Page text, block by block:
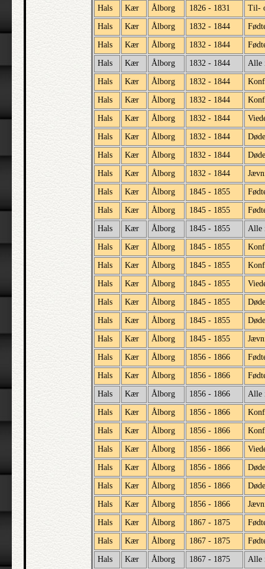
Hals Kær Ålborg 1826 - 1831 Til-
Hals Kær Ålborg 1832 - 1844
Hals Kær Ålborg 1832 - 1844
Hals Kær Ålborg 1832 - 1844 Alle
Hals Kær Ålborg 1832 - 1844
Hals Kær Ålborg 1832 - 1844
Hals Kær Ålborg 1832 - 1844
Hals Kær Ålborg 1832 - 1844
Hals Kær Ålborg 1832 - 1844
Hals Kær Ålborg 1832 - 1844
Hals Kær Ålborg 1845 - 1855
Hals Kær Ålborg 1845 - 1855
Hals Kær Ålborg 1845 - 1855 Alle
Hals Kær Ålborg 1845 - 1855
Hals Kær Ålborg 1845 - 1855
Hals Kær Ålborg 1845 - 1855
Hals Kær Ålborg 1845 - 1855
Hals Kær Ålborg 1845 - 1855
Hals Kær Ålborg 1845 - 1855
Hals Kær Ålborg 1856 - 1866
Hals Kær Ålborg 1856 - 1866
Hals Kær Ålborg 1856 - 1866 Alle
Hals Kær Ålborg 1856 - 1866
Hals Kær Ålborg 1856 - 1866
Hals Kær Ålborg 1856 - 1866
Hals Kær Ålborg 1856 - 1866
Hals Kær Ålborg 1856 - 1866
Hals Kær Ålborg 1856 - 1866
Hals Kær Ålborg 1867 - 1875
Hals Kær Ålborg 1867 - 1875
Hals Kær Ålborg 1867 - 1875 Alle